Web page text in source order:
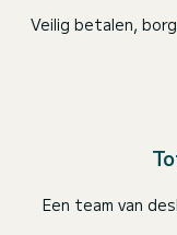
Veilig betalen,
Een team van